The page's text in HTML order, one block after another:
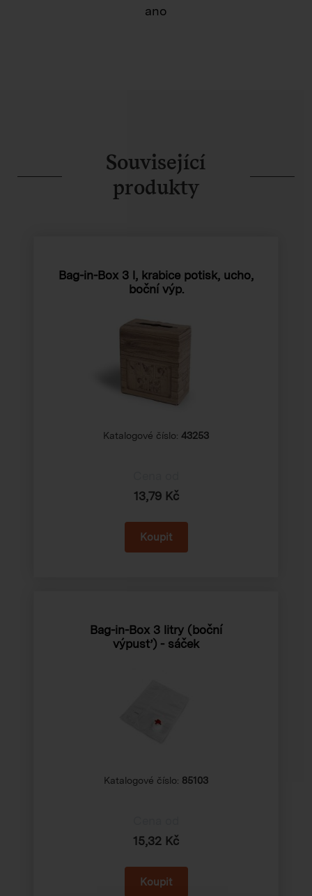
ano
Související
produkty
Bag-in-Box 3 l, krabice potisk, ucho,
boční výp.
Katalogové číslo: 43253
13,79 Kč
Bag-in-Box 3 litry (boční
výpusť) - sáček
Katalogové číslo: 85103
15,32 Kč